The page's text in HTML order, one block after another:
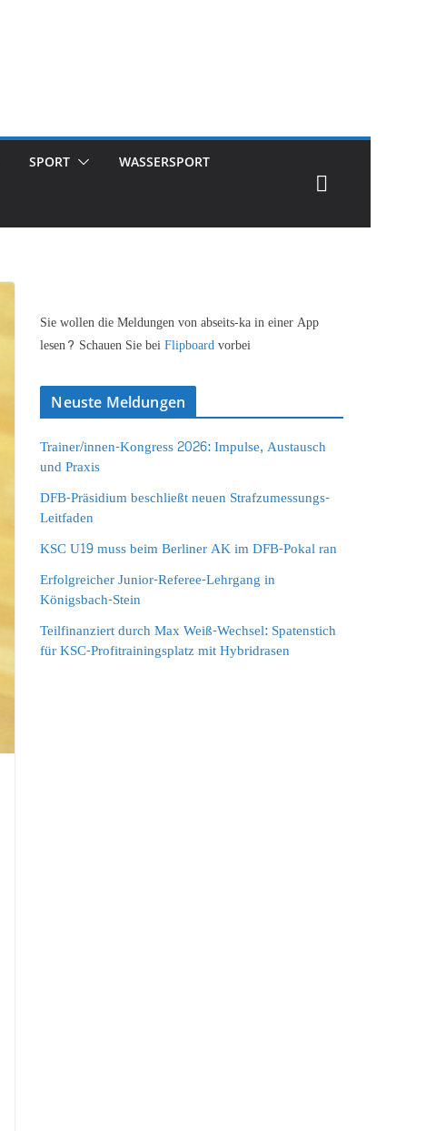
SPORT WASSERSPORT
Sie wollen die Meldungen von abseits-ka in einer App
lesen? Schauen Sie beiFlipboardvorbei
Neuste Meldungen
Trainer/innen-Kongress 2026: Impulse, Austausch
und Praxis
DFB-Präsidium beschließt neuen Strafzumessungs-
Leitfaden
KSC U19 muss beim Berliner AK im DFB-Pokal ran
Erfolgreicher Junior-Referee-Lehrgang in
Königsbach-Stein
Teilfinanziert durch Max Weiß-Wechsel: Spatenstich
für KSC-Profitrainingsplatz mit Hybridrasen